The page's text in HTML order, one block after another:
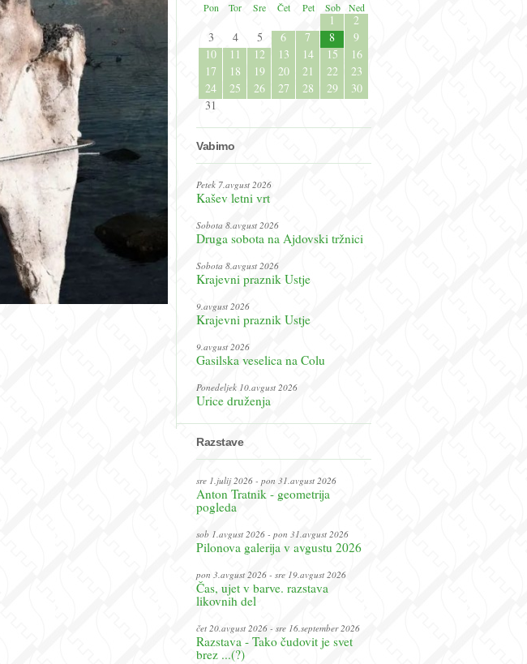
Pon
Tor Sre Čet Pet Sob Ned
1
2
3
4 5 6 7 8
9
10
11 12 13 14 15
16
17
18 19 20 21 22
23
24
25 26 27 28 29
30
31
Vabimo
Petek 7.avgust 2026
Kašev letni vrt
Sobota 8.avgust 2026
Druga sobota na Ajdovski tržnici
Sobota 8.avgust 2026
Krajevni praznik Ustje
9.avgust 2026
Krajevni praznik Ustje
9.avgust 2026
Gasilska veselica na Colu
Ponedeljek 10.avgust 2026
Urice druženja
Razstave
sre 1.julij 2026 - pon 31.avgust 2026
Anton Tratnik - geometrija
pogleda
sob 1.avgust 2026 - pon 31.avgust 2026
Pilonova galerija v avgustu 2026
pon 3.avgust 2026 - sre 19.avgust 2026
Čas, ujet v barve. razstava
likovnih del
čet 20.avgust 2026 - sre 16.september 2026
Razstava - Tako čudovit je svet
brez ...(?)